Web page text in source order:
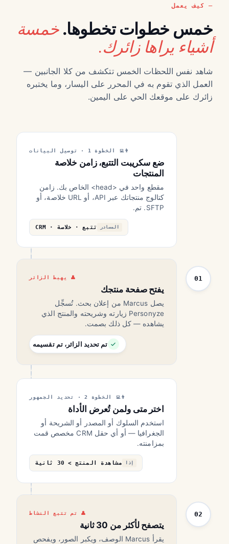
كيف يعمل
خمس خطوات تخطوها.خمسة
أشياء يراها زائرك.
شاهد نفس اللحظات الخمس تتكشف من كلا الجانبين —
العمل الذي تقوم به في المحرر على اليسار، وما يختبره
زائرك على موقعك الحي على اليمين.
الخطوة 1 · توصيل البيانات
ضع سكريبت التتبع، زامن خلاصة
المنتجات
مقطع واحد في <head> الخاص بك. زامن
كتالوج منتجاتك عبر API، أو URL خلاصة، أو
SFTP. تم.
المصادر تتبع · خلاصة · CRM
01 يهبط الزائر
يفتح صفحة منتجك
يصل Marcus من إعلان بحث. تُسجِّل
Personyze زيارته وشريحته والمنتج الذي
يشاهده — كل ذلك بصمت.
تم تحديد الزائر، تم تقسيمه
الخطوة 2 · تحديد الجمهور
اختر متى ولمن تُعرض الأداة
استخدم السلوك أو المصدر أو الشريحة أو
الجغرافيا — أو أي حقل CRM مخصص قمت
بمزامنته.
إذا مشاهدة المنتج > 30 ثانية
02 تم تتبع النشاط
يتصفح لأكثر من 30 ثانية
يقرأ Marcus الوصف، ويكبر الصور، ويفحص